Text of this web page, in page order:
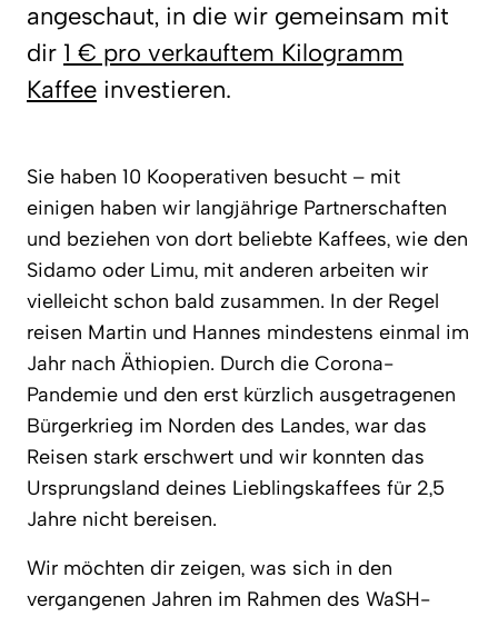
angeschaut, in die wir gemeinsam mit
dir 1 € pro verkauftem Kilogramm
Kaffee investieren.
Sie haben 10 Kooperativen besucht – mit
einigen haben wir langjährige Partnerschaften
und beziehen von dort beliebte Kaffees, wie den
Sidamo oder Limu, mit anderen arbeiten wir
vielleicht schon bald zusammen. In der Regel
reisen Martin und Hannes mindestens einmal im
Jahr nach Äthiopien. Durch die Corona-
Pandemie und den erst kürzlich ausgetragenen
Bürgerkrieg im Norden des Landes, war das
Reisen stark erschwert und wir konnten das
Ursprungsland deines Lieblingskaffees für 2,5
Jahre nicht bereisen.
Wir möchten dir zeigen, was sich in den
vergangenen Jahren im Rahmen des WaSH-